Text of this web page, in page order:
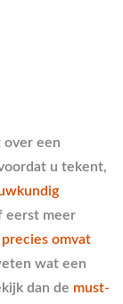
een
u tekent,
eerst meer
omvat
wat een
dan de must-